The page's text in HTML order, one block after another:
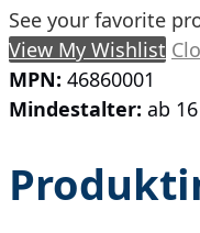
See your favorite
View My Wishlist
MPN: 46860001
Mindestalter: ab